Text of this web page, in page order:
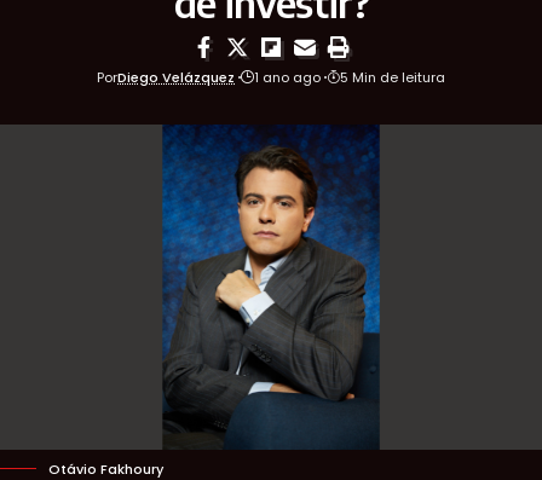
PorDiego Velázquez 1 ano ago 5 Min de leitura
Otávio Fakhoury